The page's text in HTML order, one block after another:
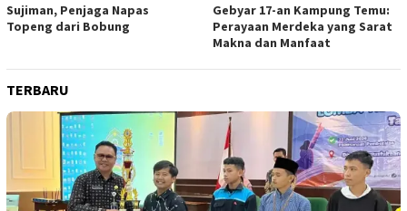
Sujiman, Penjaga Napas
Topeng dari Bobung
Gebyar 17-an Kampung Temu:
Perayaan Merdeka yang Sarat
Makna dan Manfaat
TERBARU